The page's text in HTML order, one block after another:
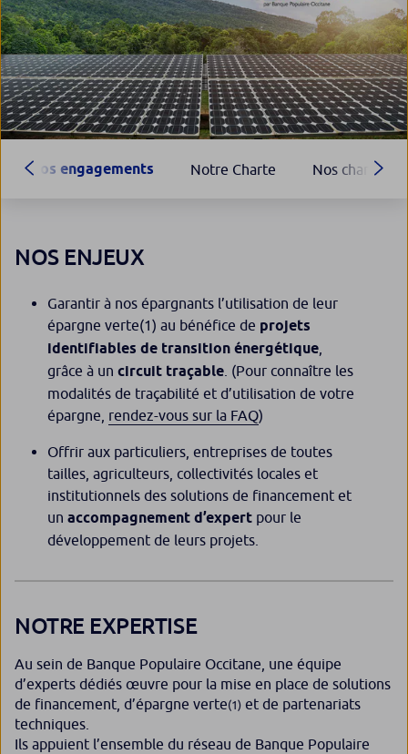
Nos engagements Notre Charte Nos champs
NOS ENJEUX
Garantir à nos épargnants l’utilisation de leur
épargne verte(1) au bénéfice de projets
identifiables de transition énergétique
grâce à un circuit traçable . (Pour connaître les
modalités de traçabilité et d’utilisation de votre
épargne, rendez-vous sur la FAQ)
Offrir aux particuliers, entreprises de toutes
tailles, agriculteurs, collectivités locales et
institutionnels des solutions de financement et
un accompagnement d’expert pour le
développement de leurs projets.
NOTRE EXPERTISE
Au sein de Banque Populaire Occitane, une équipe
d’experts dédiés œuvre pour la mise en place de solutions
de financement, d’épargne verte(1) et de partenariats
techniques.
Ils appuient l’ensemble du réseau de Banque Populaire